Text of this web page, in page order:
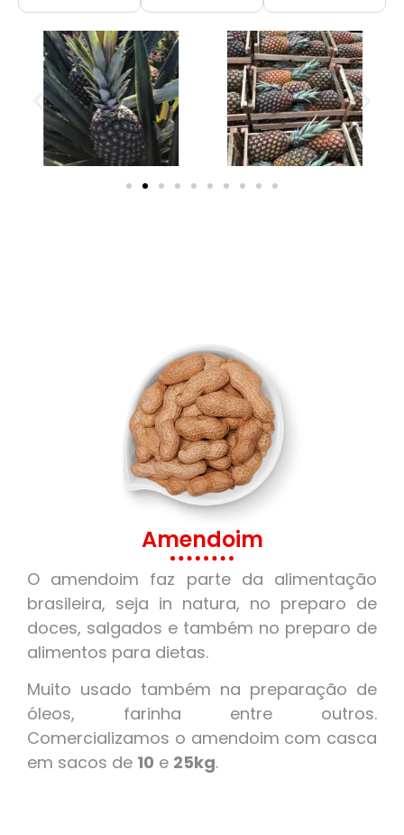
Amendoim
O amendoim faz parte da alimentação
brasileira, seja in natura, no preparo de
doces, salgados e também no preparo de
alimentos para dietas.
Muito usado também na preparação de
óleos, farinha entre outros.
Comercializamos o amendoim com casca
em sacos de 10 e 25kg.